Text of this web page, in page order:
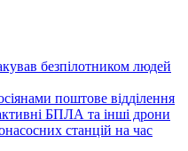
безпілотником людей
поштове відділення
БПЛА та інші дрони
станцій на час